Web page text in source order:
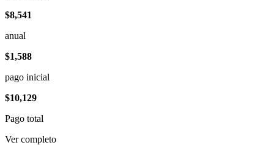
$8,541
anual
$1,588
pago inicial
$10,129
Pago total
Ver completo